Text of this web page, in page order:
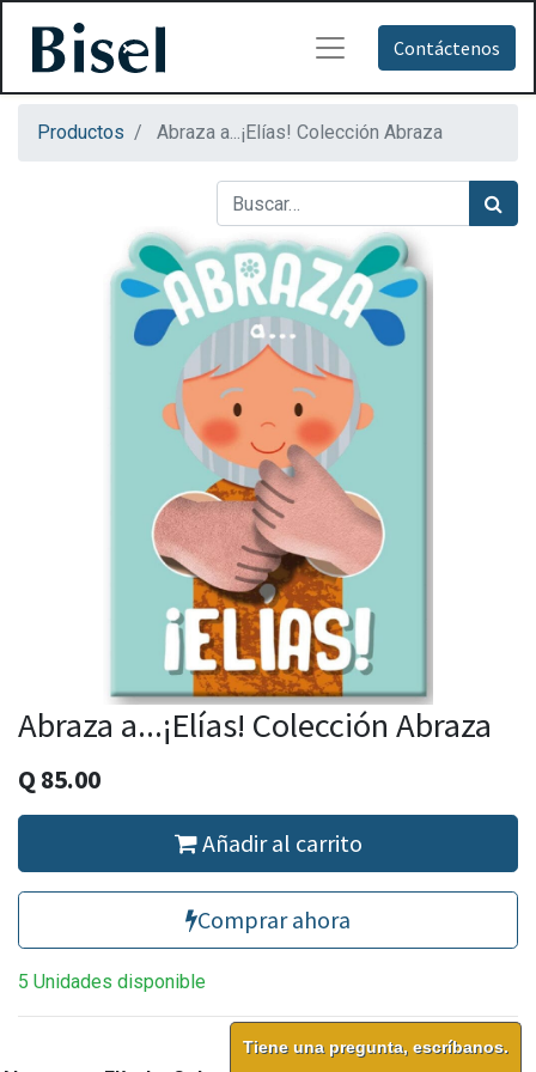
Contáctenos
Productos Abraza a...¡Elías! Colección Abraza
Abraza a...¡Elías! Colección Abraza
Q 85.00
Añadir al carrito
Comprar ahora
5 Unidades disponible
Tiene una pregunta, escríbanos.